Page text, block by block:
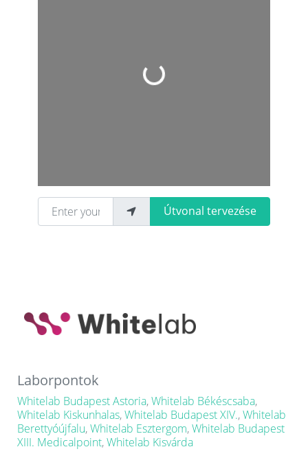
Loading...
Enter your location
Útvonal tervezése
Laborpontok
Whitelab Budapest Astoria,Whitelab Békéscsaba,
Whitelab Kiskunhalas,Whitelab Budapest XIV.,Whitelab
Berettyóújfalu,Whitelab Esztergom,Whitelab Budapest
XIII. Medicalpoint,Whitelab Kisvárda